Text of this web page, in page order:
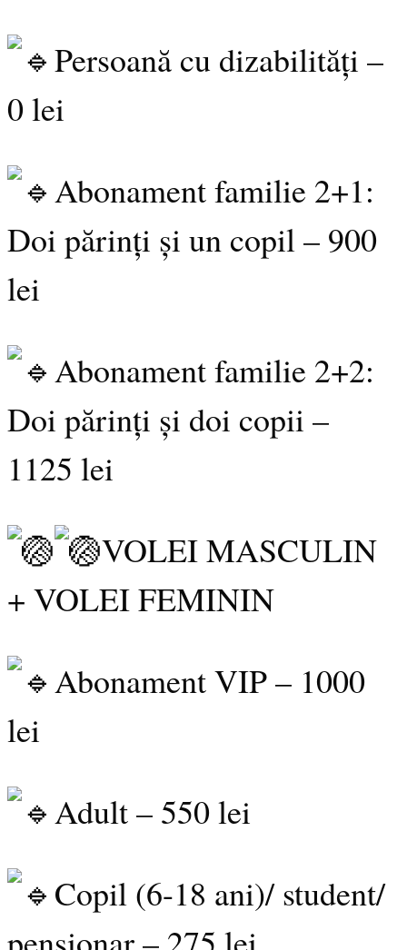
Persoană cu dizabilități –
0 lei
Abonament familie 2+1:
Doi părinți și un copil – 900
lei
Abonament familie 2+2:
Doi părinți și doi copii –
1125 lei
VOLEI MASCULIN
+ VOLEI FEMININ
Abonament VIP – 1000
lei
Adult – 550 lei
Copil (6-18 ani)/ student/